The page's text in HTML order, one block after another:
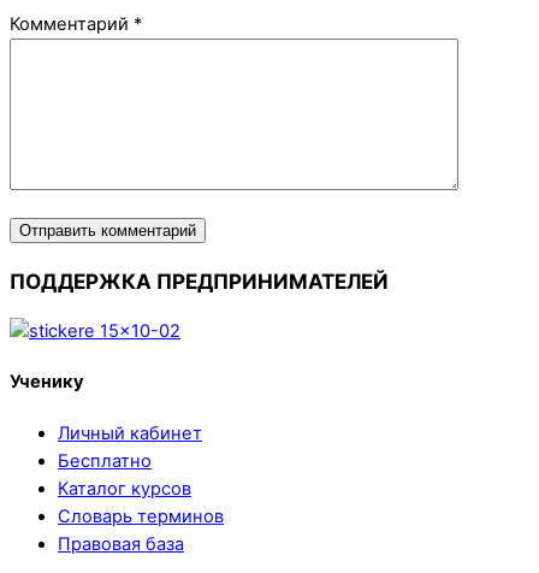
Комментарий *
ПОДДЕРЖКА ПРЕДПРИНИМАТЕЛЕЙ
Ученику
Личный кабинет
Бесплатно
Каталог курсов
Словарь терминов
Правовая база